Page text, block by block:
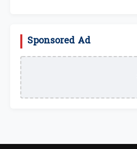
Sponsored Ad